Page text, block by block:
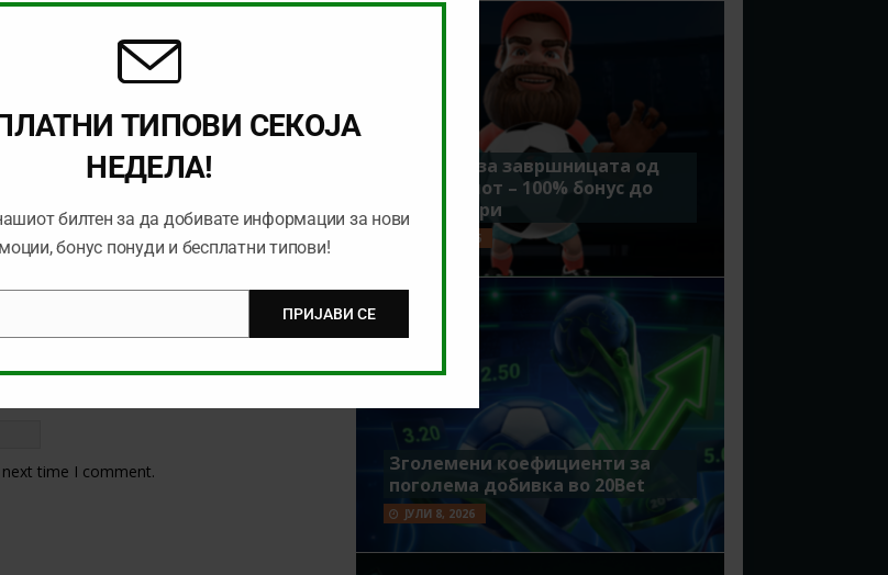
time I comment.
Идеално за завршницата од
Мундијалот – 100% бонус до
7500 денари
ЈУЛИ 15, 2026
Зголемени коефициенти за
поголема добивка во 20Bet
ЈУЛИ 8, 2026
ТИПОВИ СЕКОЈА
НЕДЕЛА!
билтен за да добивате информации за нови
бонус понуди и бесплатни типови!
ПРИЈАВИ СЕ